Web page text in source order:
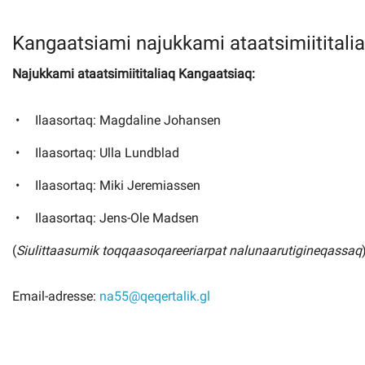
Kangaatsiami najukkami
Najukkami ataatsimiititaliaq Kangaatsiaq:
Ilaasortaq: Magdaline Johansen
Ilaasortaq: Ulla Lundblad
Ilaasortaq: Miki Jeremiassen
Ilaasortaq: Jens-Ole Madsen
(Siulittaasumik toqqaasoqareeriarpat nalunaarutigineqassaq
Email-adresse: na55@qeqertalik.gl